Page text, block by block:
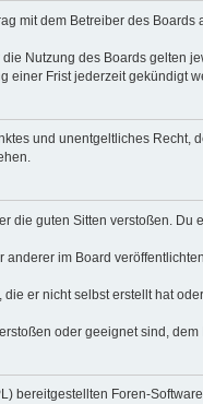
mit dem Betreiber des
Nutzung des Boards gelten
einer Frist jederzeit gekündigt
und unentgeltliches Recht,
guten Sitten verstoßen.
im Board
er nicht selbst erstellt hat
oder geeignet sind,
bereitgestellten Foren-